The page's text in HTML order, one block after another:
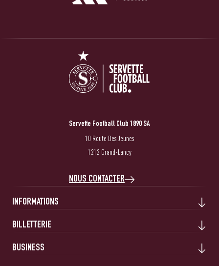
Servette Football Club 1890 SA
10 Route Des Jeunes
1212 Grand-Lancy
NOUS CONTACTER
INFORMATIONS
BILLETTERIE
BUSINESS